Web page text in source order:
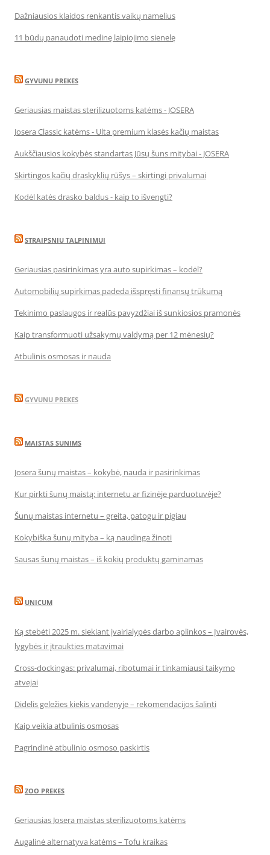
Dažniausios klaidos renkantis vaikų namelius
11 būdų panaudoti medinę laipiojimo sienelę
GYVUNU PREKES
Geriausias maistas sterilizuotoms katėms - JOSERA
Josera Classic katėms - Ulta premium klasės kačių maistas
Aukščiausios kokybės standartas Jūsų šuns mitybai - JOSERA
Skirtingos kačių draskyklių rūšys – skirtingi privalumai
Kodėl katės drasko baldus - kaip to išvengti?
STRAIPSNIU TALPINIMUI
Geriausias pasirinkimas yra auto supirkimas – kodėl?
Automobilių supirkimas padeda išspręsti finansų trūkumą
Tekinimo paslaugos ir realūs pavyzdžiai iš sunkiosios pramonės
Kaip transformuoti užsakymų valdymą per 12 mėnesių?
Atbulinis osmosas ir nauda
GYVUNU PREKES
MAISTAS SUNIMS
Josera šunų maistas – kokybė, nauda ir pasirinkimas
Kur pirkti šunų maistą: internetu ar fizinėje parduotuvėje?
Šunų maistas internetu – greita, patogu ir pigiau
Kokybiška šunų mityba – ką naudinga žinoti
Sausas šunų maistas – iš kokių produktų gaminamas
UNICUM
Ką stebėti 2025 m. siekiant įvairialypės darbo aplinkos – Įvairovės,
lygybės ir įtraukties matavimai
Cross-dockingas: privalumai, ribotumai ir tinkamiausi taikymo
atvejai
Didelis geležies kiekis vandenyje – rekomendacijos šalinti
Kaip veikia atbulinis osmosas
Pagrindinė atbulinio osmoso paskirtis
ZOO PREKES
Geriausias Josera maistas sterilizuotoms katėms
Augalinė alternatyva katėms – Tofu kraikas